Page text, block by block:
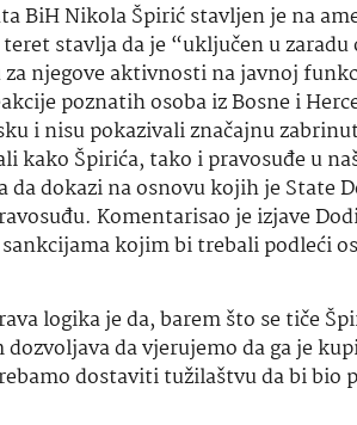
BiH Nikola Špirić stavljen je na
stavlja da je “uključen u zaradu
njegove aktivnosti na javnoj
poznatih osoba iz Bosne i
i nisu pokazivali značajnu
Špirića, tako i pravosuđe u
dokazi na osnovu kojih je State
Komentarisao je izjave
kojim bi trebali podleći
logika je da, barem što se tiče
da vjerujemo da ga je
dostaviti tužilaštvu da bi bio